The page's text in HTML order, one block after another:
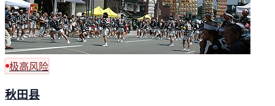
极高风险
秋田县